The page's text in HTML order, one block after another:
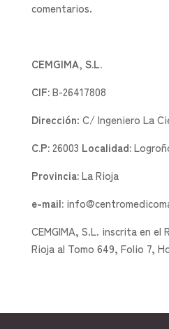
comentarios.
CEMGIMA, S.L.
CIF:B-26417808
Dirección: C/ Ingeniero La
C.P:26003 Localidad:
Provincia:La Rioja
e-mail:
CEMGIMA, S.L. inscrita en
Rioja al Tomo 649, Folio 7,